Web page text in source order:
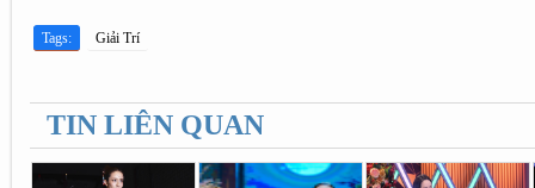
Tags: Giải Trí
TIN LIÊN QUAN